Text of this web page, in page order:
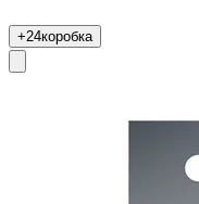
+24коробка